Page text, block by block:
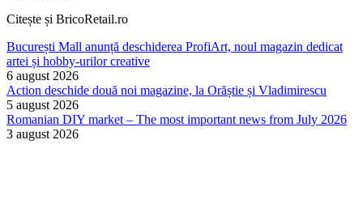
Citește și BricoRetail.ro
București Mall anunță deschiderea ProfiArt, noul magazin dedicat
artei și hobby-urilor creative
6 august 2026
Action deschide două noi magazine, la Orăștie și Vladimirescu
5 august 2026
Romanian DIY market – The most important news from July 2026
3 august 2026